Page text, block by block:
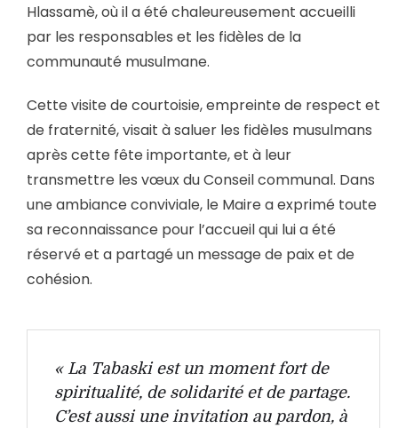
Hlassamè, où il a été chaleureusement accueilli
par les responsables et les fidèles de la
communauté musulmane.
Cette visite de courtoisie, empreinte de respect et
de fraternité, visait à saluer les fidèles musulmans
après cette fête importante, et à leur
transmettre les vœux du Conseil communal. Dans
une ambiance conviviale, le Maire a exprimé toute
sa reconnaissance pour l’accueil qui lui a été
réservé et a partagé un message de paix et de
cohésion.
« La Tabaski est un moment fort de
spiritualité, de solidarité et de partage.
C’est aussi une invitation au pardon, à